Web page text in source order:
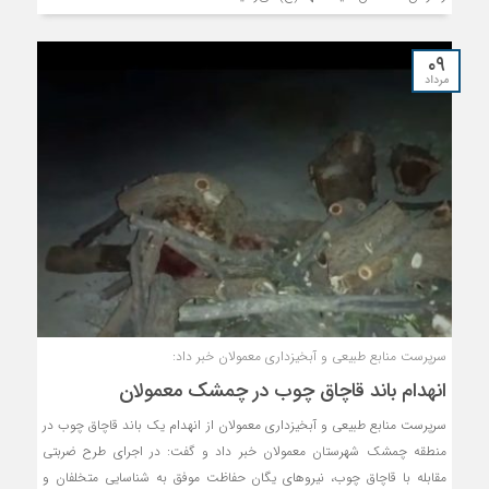
۰۹
مرداد
سرپرست منابع طبیعی و آبخیزداری معمولان خبر داد:
انهدام باند قاچاق چوب در چمشک معمولان
سرپرست منابع طبیعی و آبخیزداری معمولان از انهدام یک باند قاچاق چوب در
منطقه چمشک شهرستان معمولان خبر داد و گفت: در اجرای طرح ضربتی
مقابله با قاچاق چوب، نیروهای یگان حفاظت موفق به شناسایی متخلفان و